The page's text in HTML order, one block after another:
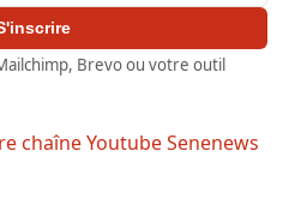
Brevo ou votre outil